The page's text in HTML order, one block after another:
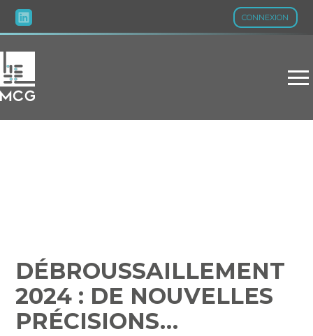
CONNEXION
Aller
au
DÉBROUSSAILLEMENT
2024 : DE NOUVELLES
PRÉCISIONS…